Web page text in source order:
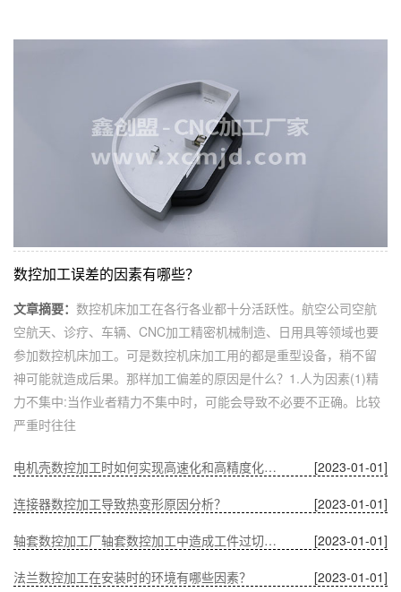
数控加工误差的因素有哪些？
文章摘要： 数控机床加工在各行各业都十分活跃性。航空公司空航
空航天、诊疗、车辆、CNC加工精密机械制造、日用具等领域也要
参加数控机床加工。可是数控机床加工用的都是重型设备，稍不留
神可能就造成后果。那样加工偏差的原因是什么？1.人为因素(1)精
力不集中:当作业者精力不集中时，可能会导致不必要不正确。比较
严重时往往
[2023-01-01]
电机壳数控加工时如何实现高速化和高精度化的问题？
[2023-01-01]
连接器数控加工导致热变形原因分析？
[2023-01-01]
轴套数控加工厂轴套数控加工中造成工件过切的原因？
[2023-01-01]
法兰数控加工在安装时的环境有哪些因素？